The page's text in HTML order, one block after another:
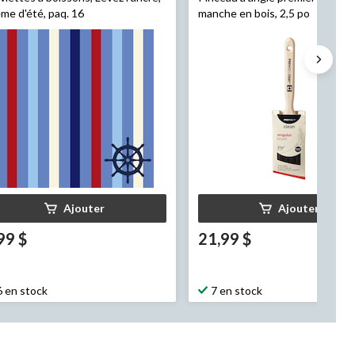
d'été, paq. 16
Ajouter
$
en stock
manche en bois, 2,5 po
Ajouter
21,99 $
7 en stock